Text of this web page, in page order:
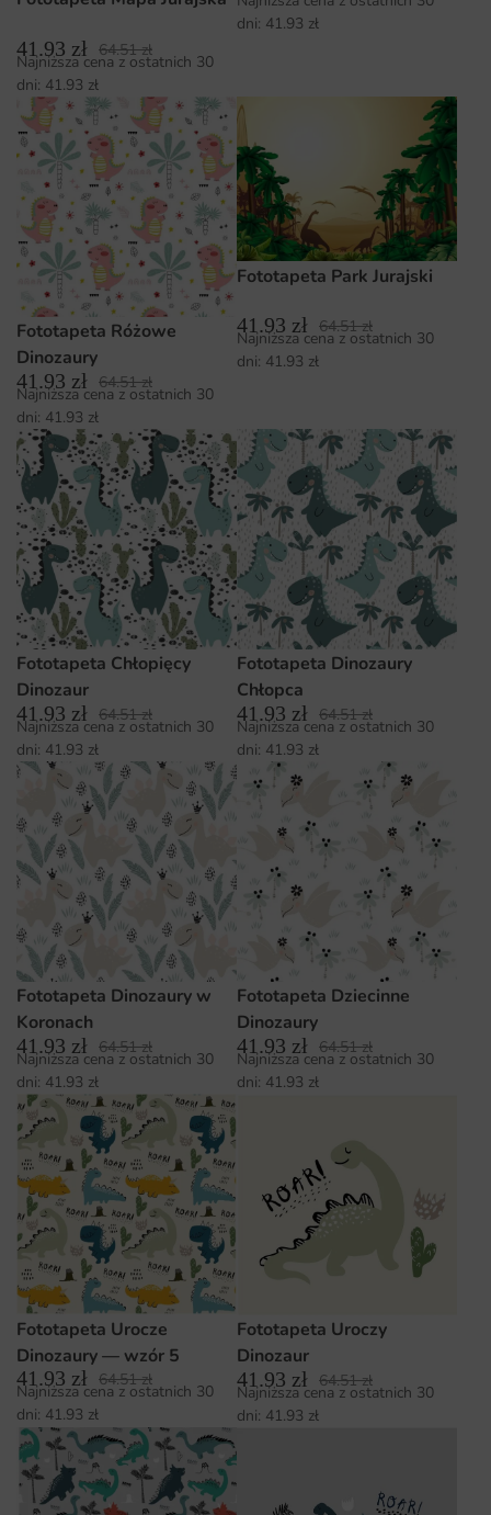
41.93 zł 64.51zł
Najniższa cena z ostatnich 30
dni: 41.93 zł
dni: 41.93 zł
Fototapeta Różowe
Dinozaury
41.93 zł 64.51zł
Najniższa cena z ostatnich 30
dni: 41.93 zł
Fototapeta Park Jurajski
41.93 zł 64.51zł
Najniższa cena z ostatnich 30
dni: 41.93 zł
Fototapeta Chłopięcy
Dinozaur
41.93 zł 64.51zł
Najniższa cena z ostatnich 30
dni: 41.93 zł
Fototapeta Dinozaury
Chłopca
41.93 zł 64.51zł
Najniższa cena z ostatnich 30
dni: 41.93 zł
Fototapeta Dinozaury w
Koronach
41.93 zł 64.51zł
Najniższa cena z ostatnich 30
dni: 41.93 zł
Fototapeta Dziecinne
Dinozaury
41.93 zł 64.51zł
Najniższa cena z ostatnich 30
dni: 41.93 zł
Fototapeta Urocze
Dinozaury — wzór 5
41.93 zł 64.51zł
Najniższa cena z ostatnich 30
dni: 41.93 zł
Fototapeta Uroczy
Dinozaur
41.93 zł 64.51zł
Najniższa cena z ostatnich 30
dni: 41.93 zł